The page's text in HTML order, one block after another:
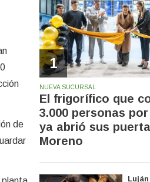
de
1
NUEVA SUCURSAL
El frigorífico que
3.000 personas
ya abrió sus
Moreno